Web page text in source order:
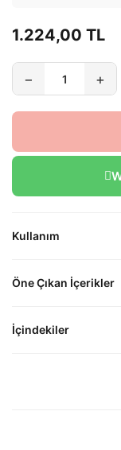
1.224,00 TL
− +
Kullanım
Öne Çıkan İçerikler
İçindekiler